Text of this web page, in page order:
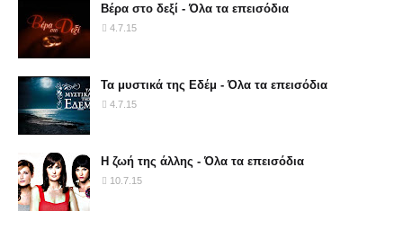
Βέρα στο δεξί - Όλα τα επεισόδια
4.7.15
Τα μυστικά της Εδέμ - Όλα τα επεισόδια
4.7.15
Η ζωή της άλλης - Όλα τα επεισόδια
10.7.15